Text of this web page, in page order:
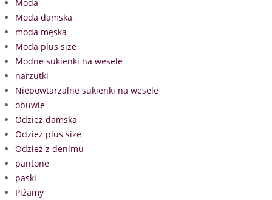
Moda
Moda damska
moda męska
Moda plus size
Modne sukienki na wesele
narzutki
Niepowtarzalne sukienki na wesele
obuwie
Odzież damska
Odzież plus size
Odzież z denimu
pantone
paski
Piżamy